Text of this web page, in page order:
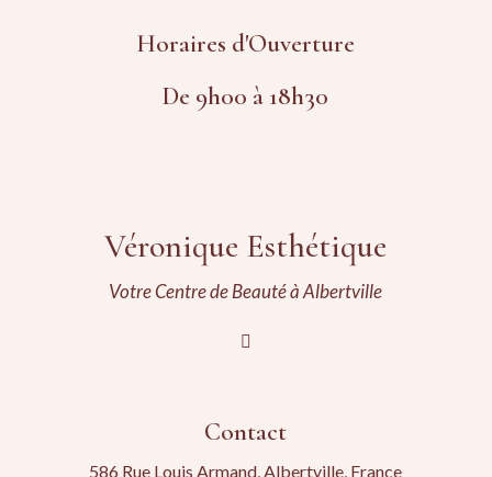
Horaires d'Ouverture
De 9h00 à 18h30
Véronique Esthétique
Votre Centre de Beauté à Albertville
Contact
586 Rue Louis Armand, Albertville, France